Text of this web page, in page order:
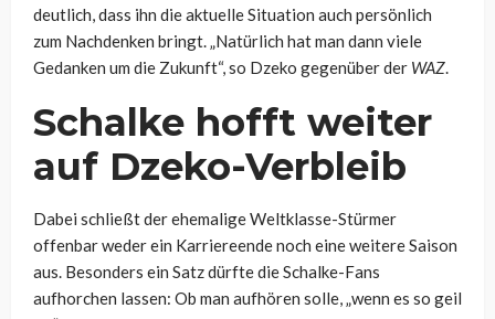
deutlich, dass ihn die aktuelle Situation auch persönlich
zum Nachdenken bringt. „Natürlich hat man dann viele
Gedanken um die Zukunft“, so Dzeko gegenüber der WAZ.
Schalke hofft weiter
auf Dzeko-Verbleib
Dabei schließt der ehemalige Weltklasse-Stürmer
offenbar weder ein Karriereende noch eine weitere Saison
aus. Besonders ein Satz dürfte die Schalke-Fans
aufhorchen lassen: Ob man aufhören solle, „wenn es so geil